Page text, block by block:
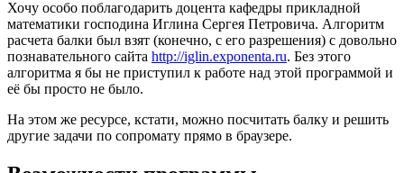
Хочу особо поблагодарить доцента кафедры прикладной
математики господина Иглина Сергея Петровича. Алгоритм
расчета балки был взят (конечно, с его разрешения) с довольно
познавательного сайта http://iglin.exponenta.ru. Без этого
алгоритма я бы не приступил к работе над этой программой и
её бы просто не было.
На этом же ресурсе, кстати, можно посчитать балку и решить
другие задачи по сопромату прямо в браузере.